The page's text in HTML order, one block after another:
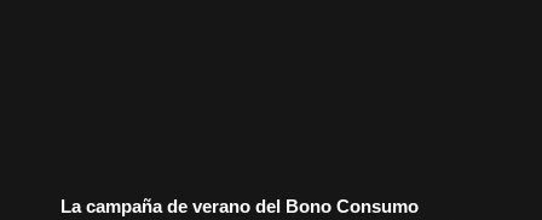
La campaña de verano del Bono Consumo